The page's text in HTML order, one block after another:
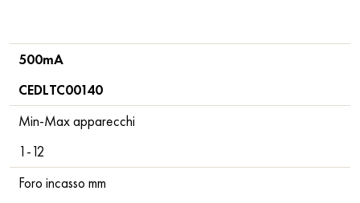
500mA
CEDLTC00140
Min-Max apparecchi
1-12
Foro incasso mm